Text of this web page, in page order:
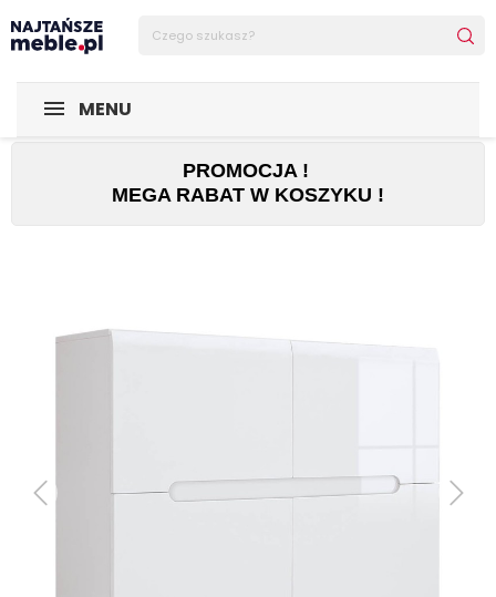
MENU
Sklep Najtańsze-meble
PROMOCJA !
MEGA RABAT W KOSZYKU !